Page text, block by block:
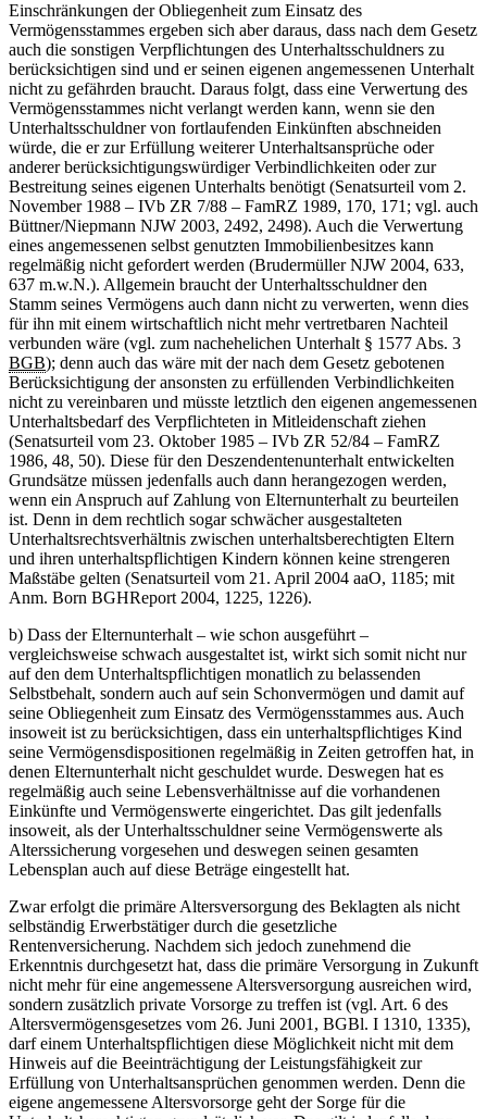
Einschränkungen der Obliegenheit zum Einsatz des
Vermögensstammes ergeben sich aber daraus, dass nach dem Gesetz
auch die sonstigen Verpflichtungen des Unterhaltsschuldners zu
berücksichtigen sind und er seinen eigenen angemessenen Unterhalt
nicht zu gefährden braucht. Daraus folgt, dass eine Verwertung des
Vermögensstammes nicht verlangt werden kann, wenn sie den
Unterhaltsschuldner von fortlaufenden Einkünften abschneiden
würde, die er zur Erfüllung weiterer Unterhaltsansprüche oder
anderer berücksichtigungswürdiger Verbindlichkeiten oder zur
Bestreitung seines eigenen Unterhalts benötigt (Senatsurteil vom 2.
November 1988 – IVb ZR 7/88 – FamRZ 1989, 170, 171; vgl. auch
Büttner/Niepmann NJW 2003, 2492, 2498). Auch die Verwertung
eines angemessenen selbst genutzten Immobilienbesitzes kann
regelmäßig nicht gefordert werden (Brudermüller NJW 2004, 633,
637 m.w.N.). Allgemein braucht der Unterhaltsschuldner den
Stamm seines Vermögens auch dann nicht zu verwerten, wenn dies
für ihn mit einem wirtschaftlich nicht mehr vertretbaren Nachteil
verbunden wäre (vgl. zum nachehelichen Unterhalt § 1577 Abs. 3
BGB); denn auch das wäre mit der nach dem Gesetz gebotenen
Berücksichtigung der ansonsten zu erfüllenden Verbindlichkeiten
nicht zu vereinbaren und müsste letztlich den eigenen angemessenen
Unterhaltsbedarf des Verpflichteten in Mitleidenschaft ziehen
(Senatsurteil vom 23. Oktober 1985 – IVb ZR 52/84 – FamRZ
1986, 48, 50). Diese für den Deszendentenunterhalt entwickelten
Grundsätze müssen jedenfalls auch dann herangezogen werden,
wenn ein Anspruch auf Zahlung von Elternunterhalt zu beurteilen
ist. Denn in dem rechtlich sogar schwächer ausgestalteten
Unterhaltsrechtsverhältnis zwischen unterhaltsberechtigten Eltern
und ihren unterhaltspflichtigen Kindern können keine strengeren
Maßstäbe gelten (Senatsurteil vom 21. April 2004 aaO, 1185; mit
Anm. Born BGHReport 2004, 1225, 1226).
b) Dass der Elternunterhalt – wie schon ausgeführt –
vergleichsweise schwach ausgestaltet ist, wirkt sich somit nicht nur
auf den dem Unterhaltspflichtigen monatlich zu belassenden
Selbstbehalt, sondern auch auf sein Schonvermögen und damit auf
seine Obliegenheit zum Einsatz des Vermögensstammes aus. Auch
insoweit ist zu berücksichtigen, dass ein unterhaltspflichtiges Kind
seine Vermögensdispositionen regelmäßig in Zeiten getroffen hat, in
denen Elternunterhalt nicht geschuldet wurde. Deswegen hat es
regelmäßig auch seine Lebensverhältnisse auf die vorhandenen
Einkünfte und Vermögenswerte eingerichtet. Das gilt jedenfalls
insoweit, als der Unterhaltsschuldner seine Vermögenswerte als
Alterssicherung vorgesehen und deswegen seinen gesamten
Lebensplan auch auf diese Beträge eingestellt hat.
Zwar erfolgt die primäre Altersversorgung des Beklagten als nicht
selbständig Erwerbstätiger durch die gesetzliche
Rentenversicherung. Nachdem sich jedoch zunehmend die
Erkenntnis durchgesetzt hat, dass die primäre Versorgung in Zukunft
nicht mehr für eine angemessene Altersversorgung ausreichen wird,
sondern zusätzlich private Vorsorge zu treffen ist (vgl. Art. 6 des
Altersvermögensgesetzes vom 26. Juni 2001, BGBl. I 1310, 1335),
darf einem Unterhaltspflichtigen diese Möglichkeit nicht mit dem
Hinweis auf die Beeinträchtigung der Leistungsfähigkeit zur
Erfüllung von Unterhaltsansprüchen genommen werden. Denn die
eigene angemessene Altersvorsorge geht der Sorge für die